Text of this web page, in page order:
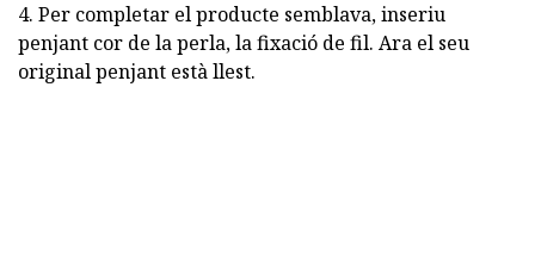
4. Per completar el producte semblava, inseriu
penjant cor de la perla, la fixació de fil. Ara el seu
original penjant està llest.